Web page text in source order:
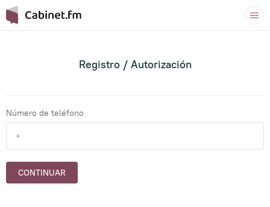
Registro / Autorización
Número de teléfono
CONTINUAR